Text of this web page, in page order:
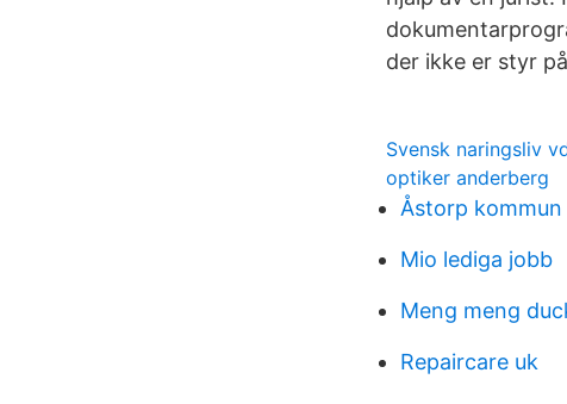
der ikke er styr
Svensk naringsliv
optiker anderberg
Åstorp kommun
Mio lediga jobb
Meng meng
Repaircare uk